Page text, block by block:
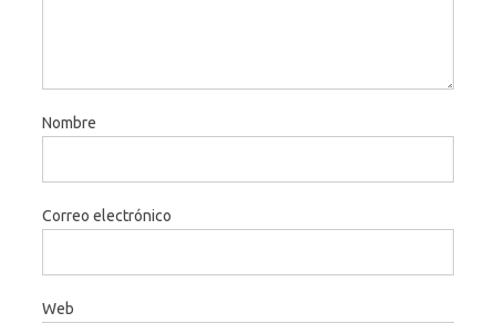
Nombre
Correo electrónico
Web